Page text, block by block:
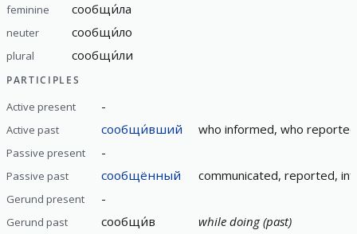
feminine сообщи́ла
neuter сообщи́ло
plural сообщи́ли
PARTICIPLES
Active present -
Active past сообщи́вший who informed, who
Passive present -
Passive past сообщённый communicated, reported,
Gerund present -
Gerund past
сообщи́в
while doing (past)